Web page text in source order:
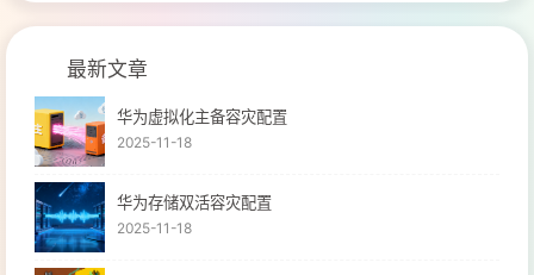
最新文章
华为虚拟化主备容灾配置
2025-11-18
华为存储双活容灾配置
2025-11-18